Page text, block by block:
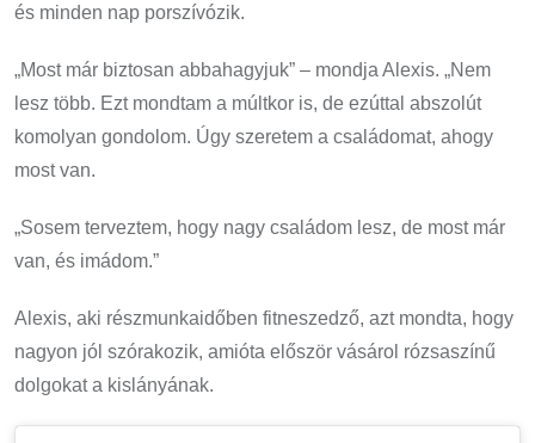
és minden nap porszívózik.
„Most már biztosan abbahagyjuk” – mondja Alexis. „Nem
lesz több. Ezt mondtam a múltkor is, de ezúttal abszolút
komolyan gondolom. Úgy szeretem a családomat, ahogy
most van.
„Sosem terveztem, hogy nagy családom lesz, de most már
van, és imádom.”
Alexis, aki részmunkaidőben fitneszedző, azt mondta, hogy
nagyon jól szórakozik, amióta először vásárol rózsaszínű
dolgokat a kislányának.